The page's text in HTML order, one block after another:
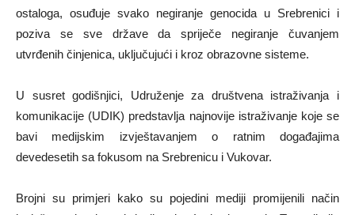
ostaloga, osuđuje svako negiranje genocida u Srebrenici i
poziva se sve države da spriječe negiranje čuvanjem
utvrđenih činjenica, uključujući i kroz obrazovne sisteme.
U susret godišnjici, Udruženje za društvena istraživanja i
komunikacije (UDIK) predstavlja najnovije istraživanje koje se
bavi medijskim izvještavanjem o ratnim događajima
devedesetih sa fokusom na Srebrenicu i Vukovar.
Brojni su primjeri kako su pojedini mediji promijenili način